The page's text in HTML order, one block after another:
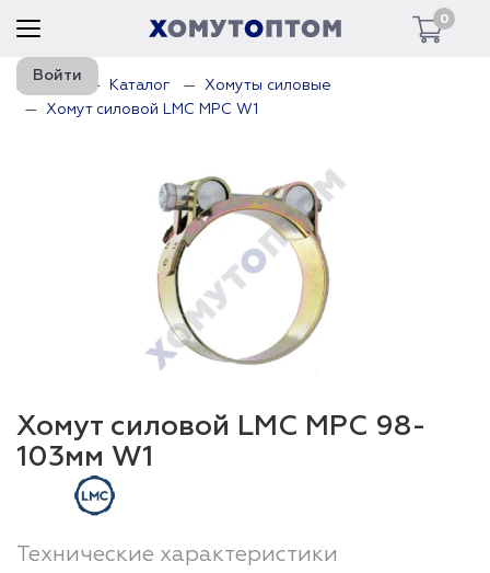
0
Войти
Главная Каталог
Хомуты силовые
Хомут силовой LMC MPC W1
Хомут силовой LMC MPC 98-
103мм W1
Технические характеристики